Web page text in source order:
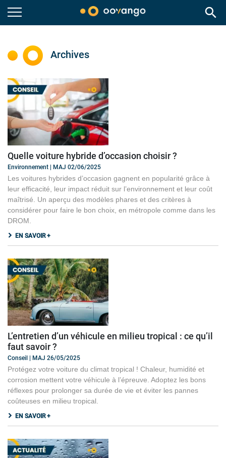
search
Archives
Quelle voiture hybride d’occasion choisir ?
Environnement | MAJ 02/06/2025
Les voitures hybrides d’occasion gagnent en popularité grâce à
leur efficacité, leur impact réduit sur l’environnement et leur coût
maîtrisé. Un aperçu des modèles phares et des critères à
considérer pour faire le bon choix, en métropole comme dans les
DROM.
EN SAVOIR +
L’entretien d’un véhicule en milieu tropical : ce qu’il
faut savoir ?
Conseil | MAJ 26/05/2025
Protégez votre voiture du climat tropical ! Chaleur, humidité et
corrosion mettent votre véhicule à l’épreuve. Adoptez les bons
réflexes pour prolonger sa durée de vie et éviter les pannes
coûteuses en milieu tropical.
EN SAVOIR +